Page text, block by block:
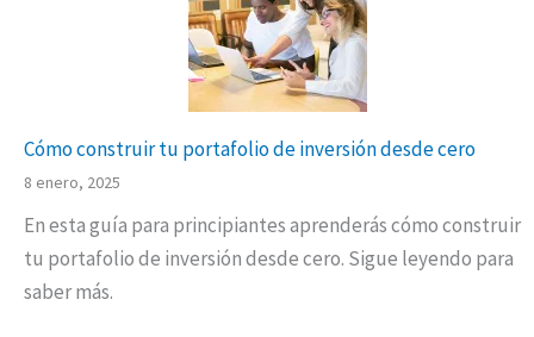
Cómo construir tu portafolio de inversión desde cero
8 enero, 2025
En esta guía para principiantes aprenderás cómo construir
tu portafolio de inversión desde cero. Sigue leyendo para
saber más.